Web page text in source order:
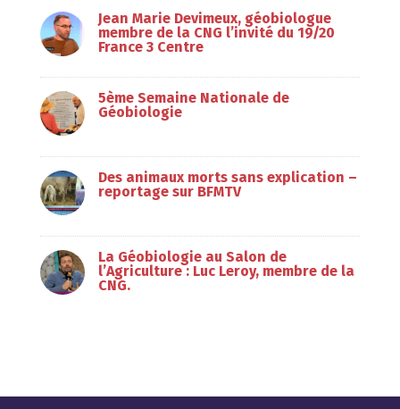
Jean Marie Devimeux, géobiologue
membre de la CNG l’invité du 19/20
France 3 Centre
5ème Semaine Nationale de
Géobiologie
Des animaux morts sans explication –
reportage sur BFMTV
La Géobiologie au Salon de
l’Agriculture : Luc Leroy, membre de la
CNG.